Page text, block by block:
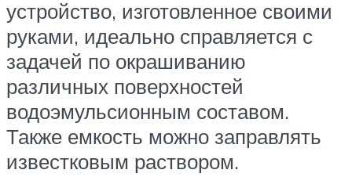
устройство, изготовленное своими
руками, идеально справляется с
задачей по окрашиванию
различных поверхностей
водоэмульсионным составом.
Также емкость можно заправлять
известковым раствором.